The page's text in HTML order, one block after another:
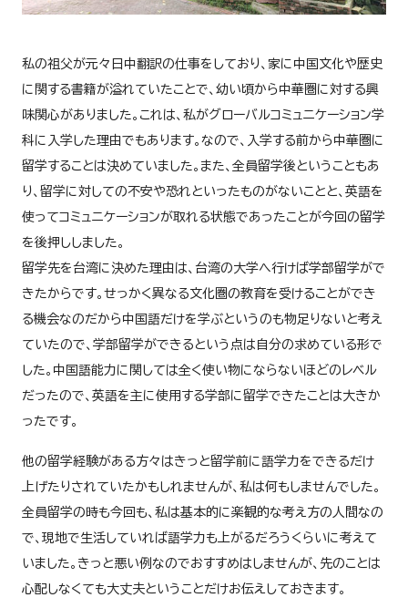
私の祖父が元々日中翻訳の仕事をしており、家に中国文化や歴史
に関する書籍が溢れていたことで、幼い頃から中華圏に対する興
味関心がありました。これは、私がグローバルコミュニケーション学
科に入学した理由でもあります。なので、入学する前から中華圏に
留学することは決めていました。また、全員留学後ということもあ
り、留学に対しての不安や恐れといったものがないことと、英語を
使ってコミュニケーションが取れる状態であったことが今回の留学
を後押ししました。
留学先を台湾に決めた理由は、台湾の大学へ行けば学部留学がで
きたからです。せっかく異なる文化圏の教育を受けることができ
る機会なのだから中国語だけを学ぶというのも物足りないと考え
ていたので、学部留学ができるという点は自分の求めている形で
した。中国語能力に関しては全く使い物にならないほどのレベル
だったので、英語を主に使用する学部に留学できたことは大きか
ったです。
他の留学経験がある方々はきっと留学前に語学力をできるだけ
上げたりされていたかもしれませんが、私は何もしませんでした。
全員留学の時も今回も、私は基本的に楽観的な考え方の人間なの
で、現地で生活していれば語学力も上がるだろうくらいに考えて
いました。きっと悪い例なのでおすすめはしませんが、先のことは
心配しなくても大丈夫ということだけお伝えしておきます。